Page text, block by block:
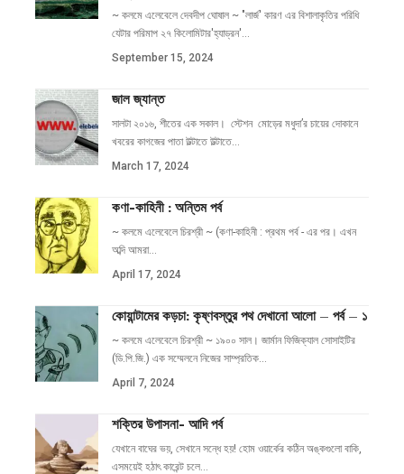
~ কলমে এলেবেলে দেবদীপ ঘোষাল ~ "লার্জ' কারণ এর বিশালাকৃতির পরিধি
যেটার পরিমাপ ২৭ কিলোমিটার'হ্যাড্রন'
September 15, 2024
জাল জ্যান্ত
সালটা ২০১৬, শীতের এক সকাল। স্টেশন মোড়ের মধুদা’র চায়ের দোকানে
খবরের কাগজের পাতা উল্টাতে উল্টাতে
March 17, 2024
কণা-কাহিনী : অন্তিম পর্ব
~ কলমে এলেবেলে চিরশ্রী ~ (কণা-কাহিনী : প্রথম পর্ব - এর পর। এখন
অব্দি আমরা…
April 17, 2024
কোয়ান্টামের কড়চা: কৃষ্ণবস্তুর পথ দেখানো আলো – পর্ব – ১
~ কলমে এলেবেলে চিরশ্রী ~ ১৯০০ সাল। জার্মান ফিজিক্যাল সোসাইটির
(ডি.পি.জি.) এক সম্মেলনে নিজের সাম্প্রতিক
April 7, 2024
শক্তির উপাসনা- আদি পর্ব
যেখানে বাঘের ভয়, সেখানে সন্ধে হয়! হোম ওয়ার্কের কঠিন অঙ্কগুলো বাকি,
এসময়েই হঠাৎ কারেন্ট চলে